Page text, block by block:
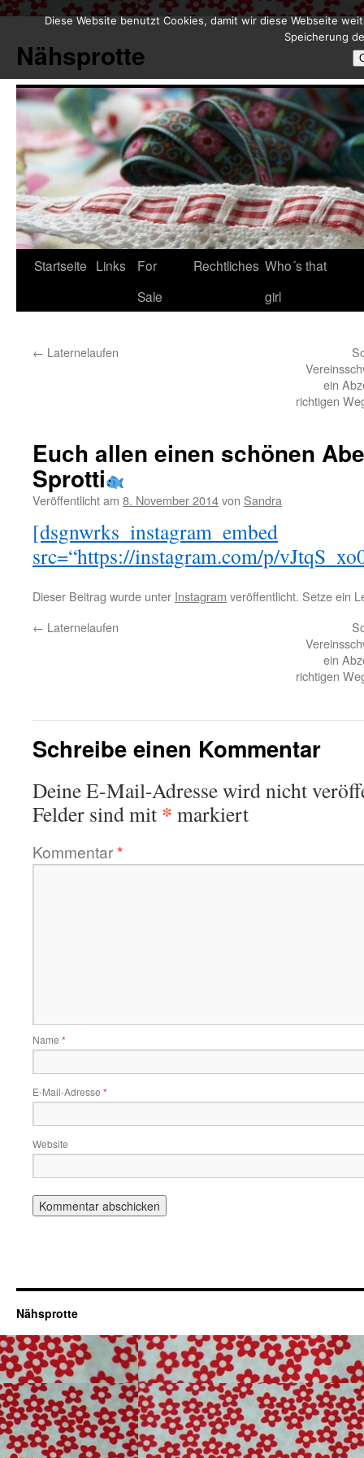
springen
Nähsprotte
Startseite Links
For
Sale
Rechtliches Who´s that
girl
← Laternelaufen
ein
richtigen
Euch allen einen schönen
Sprotti
Veröffentlicht am 8. November 2014von Sandra
[dsgnwrks_instagram_embed
src=“https://instagram.com/p/
Dieser Beitrag wurde unter Instagram veröffentlicht. Setze ein
← Laternelaufen
ein
richtigen
Schreibe einen Kommentar
Deine E-Mail-Adresse wird nicht
Felder sind mit * markiert
Kommentar*
Name *
E-Mail-Adresse *
Website
Nähsprotte
Diese Website benutzt Cookies, damit wir diese Webseite
Speicherung